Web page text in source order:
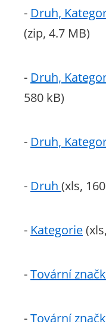
- Druh,
(zip, 4.7 MB)
- Druh,
580 kB)
- Druh,
- Druh (xls,
- Kategorie
-Tovární
-Tovární